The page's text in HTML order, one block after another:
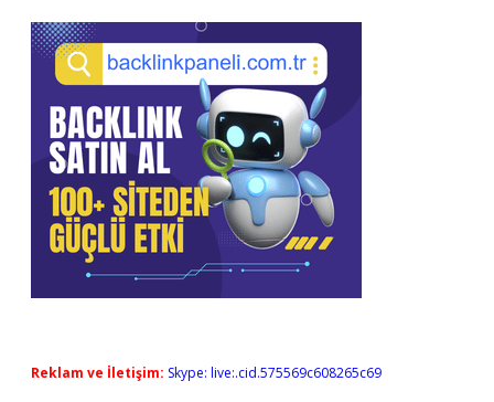
Reklam ve İletişim: Skype: live:.cid.575569c608265c69